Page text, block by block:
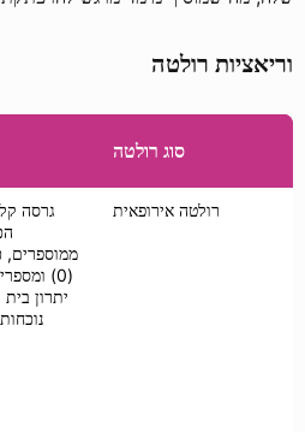
וריאציות רולטה
סוג רולטה
רולטה אירופאית
גרסה
ממוספרים,
יתרון